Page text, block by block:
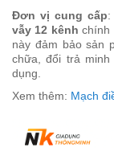
Đơn vị cung cấp:
vẫy 12 kênh chính
này đảm bảo sản
chữa, đổi trả
dụng.
Xem thêm: Mạch